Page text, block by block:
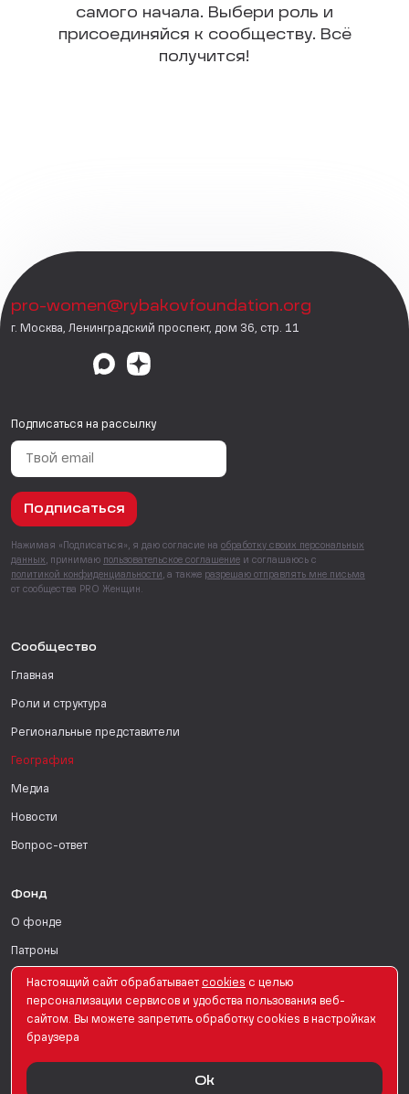
самого начала. Выбери роль и
присоединяйся к сообществу. Всё
получится!
pro-women@rybakovfoundation.org
г. Москва, Ленинградский проспект, дом 36, стр. 11
Подписаться на рассылку
Подписаться
Нажимая «Подписаться», я даю согласие на обработку своих персональных
данных , принимаю пользовательское соглашение и соглашаюсь с
политикой конфиденциальности , а также разрешаю отправлять мне письма
от сообщества PRO Женщин.
Сообщество
Главная
Роли и структура
Региональные представители
География
Медиа
Новости
Вопрос-ответ
Фонд
О фонде
Патроны
Поддержать
Для СМИ
© PRO Женщин. Все права защищены. 2026
Настоящий сайт обрабатывает сookies с целью
персонализации сервисов и удобства пользования веб-
сайтом. Вы можете запретить обработку сookies в настройках
браузера
Ok